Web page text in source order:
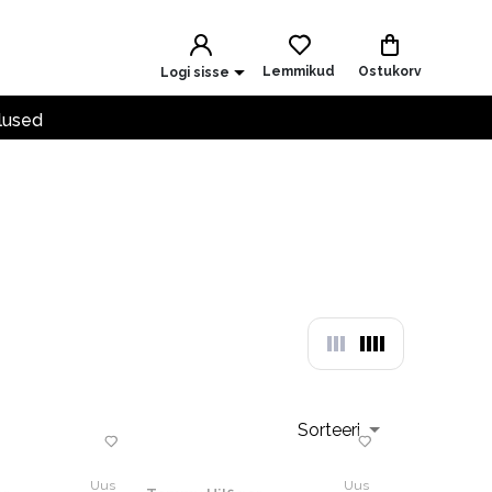
Logi sisse Lemmikud Ostukorv
Sorteeri
Uus Uus